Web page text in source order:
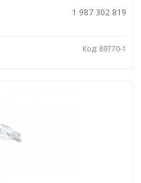
1 987 302 819
Код: 89770-1